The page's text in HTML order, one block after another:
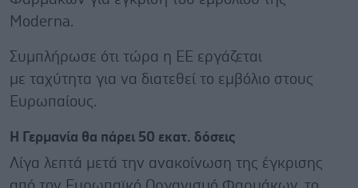
Moderna.
Συμπλήρωσε ότι τώρα η ΕΕ εργάζεται
με ταχύτητα για να διατεθεί το εμβόλιο στους
Ευρωπαίους.
Η Γερμανία θα πάρει 50 εκατ. δόσεις
Λίγα λεπτά μετά την ανακοίνωση της έγκρισης